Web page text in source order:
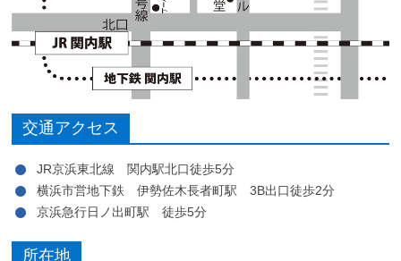
交通アクセス
JR京浜東北線 関内駅北口徒歩5分
横浜市営地下鉄 伊勢佐木長者町駅 3B出口徒歩2分
京浜急行日ノ出町駅 徒歩5分
所在地